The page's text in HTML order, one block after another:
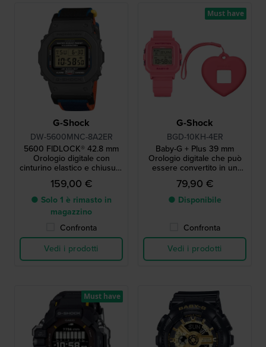
G-Shock
DW-5600MNC-8A2ER
5600 FIDLOCK® 42.8 mm
Orologio digitale con
cinturino elastico e chiusura
magnetica FIDLOCK®.
159,00 €
● Solo 1 è rimasto in
magazzino
Confronta
Vedi i prodotti
G-Shock
BGD-10KH-4ER
Baby-G + Plus 39 mm
Orologio digitale che può
essere convertito in un
ciondolo
79,90 €
● Disponibile
Confronta
Vedi i prodotti
Must have
Must have